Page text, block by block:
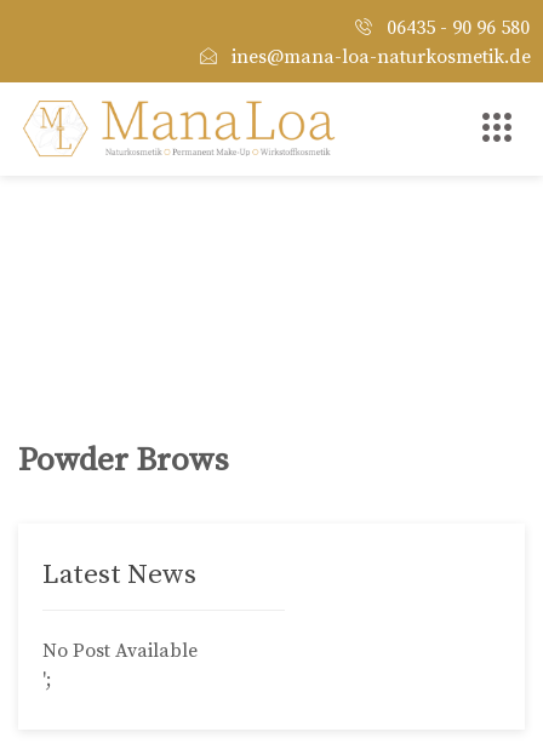
06435 - 90 96 580
ines@mana-loa-naturkosmetik.de
Powder Brows
Latest News
No Post Available
';